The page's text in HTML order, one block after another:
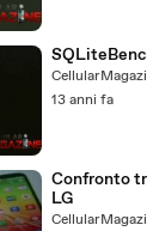
13 anni fa
Confronto
LG